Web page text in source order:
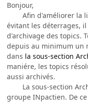
Bonjour,
Afin d'améliorer la
évitant les déterrages,
d'archivage des topics.
depuis au minimum un
dans la sous-section
maniére, les topics
aussi archivés.
La sous-section
groupe INpactien. De